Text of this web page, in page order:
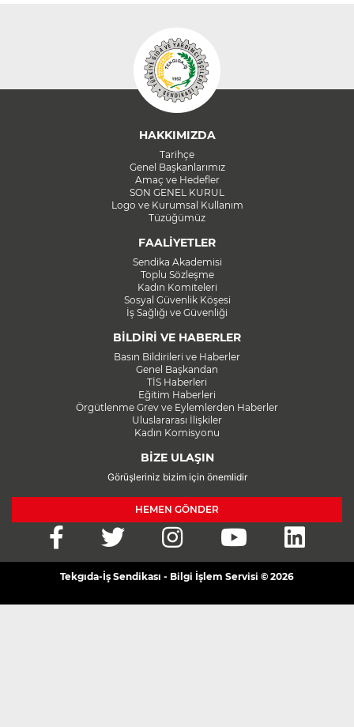
HAKKIMIZDA
Tarihçe
Genel Başkanlarımız
Amaç ve Hedefler
SON GENEL KURUL
Logo ve Kurumsal Kullanım
Tüzüğümüz
FAALİYETLER
Sendika Akademisi
Toplu Sözleşme
Kadın Komiteleri
Sosyal Güvenlik Köşesi
İş Sağlığı ve Güvenliği
BİLDİRİ VE HABERLER
Basın Bildirileri ve Haberler
Genel Başkandan
TİS Haberleri
Eğitim Haberleri
Örgütlenme Grev ve Eylemlerden Haberler
Uluslararası İlişkiler
Kadın Komisyonu
BİZE ULAŞIN
Görüşleriniz bizim için önemlidir
HEMEN GÖNDER
Tekgıda-İş Sendikası - Bilgi İşlem Servisi © 2026